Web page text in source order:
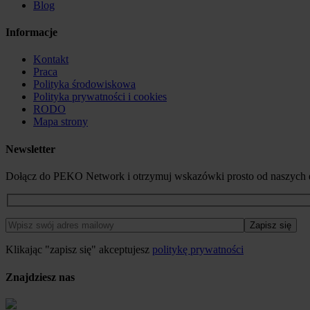
Blog
Informacje
Kontakt
Praca
Polityka środowiskowa
Polityka prywatności i cookies
RODO
Mapa strony
Newsletter
Dołącz do PEKO Network i otrzymuj wskazówki prosto od naszych
Klikając "zapisz się" akceptujesz politykę prywatności
Znajdziesz nas